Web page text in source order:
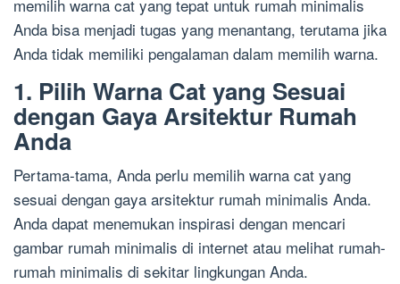
memilih warna cat yang tepat untuk rumah minimalis
Anda bisa menjadi tugas yang menantang, terutama jika
Anda tidak memiliki pengalaman dalam memilih warna.
1. Pilih Warna Cat yang Sesuai
dengan Gaya Arsitektur Rumah
Anda
Pertama-tama, Anda perlu memilih warna cat yang
sesuai dengan gaya arsitektur rumah minimalis Anda.
Anda dapat menemukan inspirasi dengan mencari
gambar rumah minimalis di internet atau melihat rumah-
rumah minimalis di sekitar lingkungan Anda.